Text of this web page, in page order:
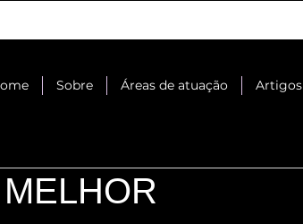
Sobre Áreas de atuação Artigos